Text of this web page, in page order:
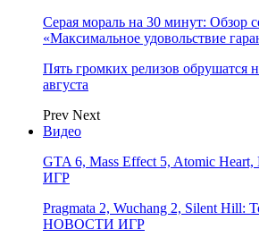
Серая мораль на 30 минут: Обзор
«Максимальное удовольствие
Пять громких релизов обрушатся
августа
Prev Next
Видео
GTA 6, Mass Effect 5, Atomic
ИГР
Pragmata 2, Wuchang 2, Silent Hill:
НОВОСТИ ИГР